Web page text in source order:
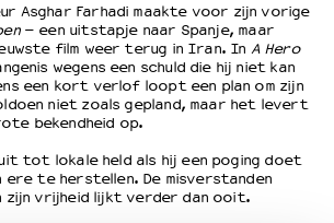
vrijheid – VNPF
Asghar Farhadi maakte voor zijn vorige
– een uitstapje naar Spanje, maar
film weer terug in Iran. In A Hero
wegens een schuld die hij niet kan
een kort verlof loopt een plan om zijn
niet zoals gepland, maar het levert
bekendheid op.
tot lokale held als hij een poging doet
ere te herstellen. De misverstanden
zijn vrijheid lijkt verder dan ooit.